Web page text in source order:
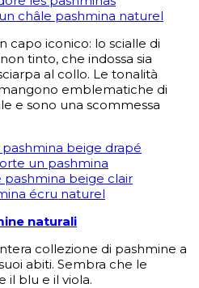
capo iconico: lo scialle di
tinto, che indossa sia
al collo. Le tonalità
emblematiche di
e sono una scommessa
naturali
collezione di pashmine a
abiti. Sembra che le
il blu e il viola.